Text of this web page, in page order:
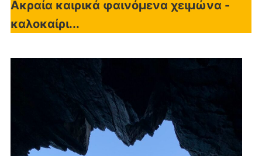
Ακραία καιρικά φαινόμενα χειμώνα -
καλοκαίρι...